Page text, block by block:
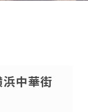
中華街